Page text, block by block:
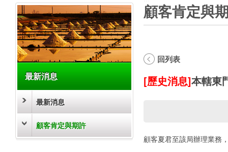
最新消息
最新消息
顧客肯定與期許
顧客肯定與
回列表
[歷史消息]本轄東
顧客夏君至該局辦理業務